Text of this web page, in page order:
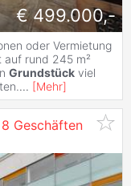
€ 499.000,-
oder Vermietung
auf rund 245 m²
Grundstück viel
... [Mehr]
Geschäften